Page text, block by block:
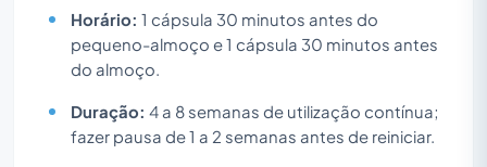
Horário: 1 cápsula 30 minutos antes do
pequeno-almoço e 1 cápsula 30 minutos antes
do almoço.
Duração: 4 a 8 semanas de utilização contínua;
fazer pausa de 1 a 2 semanas antes de reiniciar.